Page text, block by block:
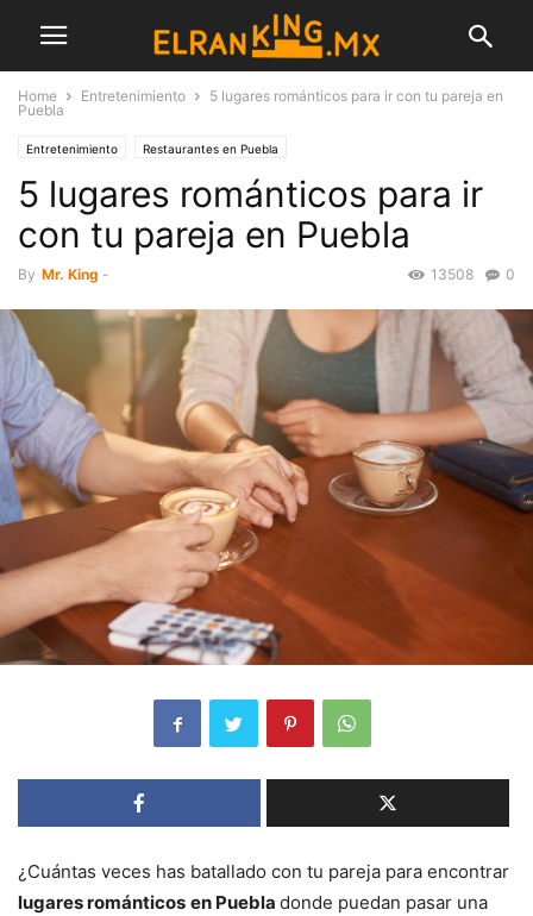
Home Entretenimiento
5 lugares románticos para ir con tu pareja en
Puebla
Entretenimiento Restaurantes en Puebla
5 lugares románticos para ir
con tu pareja en Puebla
By Mr. King - 0
13508
¿Cuántas veces has batallado con tu pareja para encontrar
lugares románticos en Puebla donde puedan pasar una